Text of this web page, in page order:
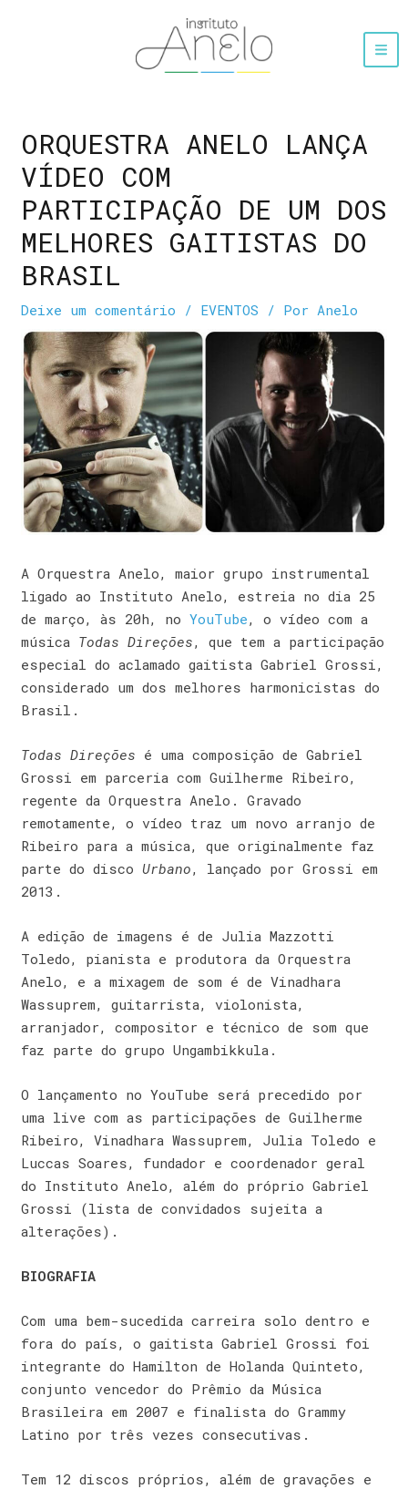
ORQUESTRA ANELO LANÇA
VÍDEO COM
PARTICIPAÇÃO DE UM DOS
MELHORES GAITISTAS DO
BRASIL
Deixe um comentário / EVENTOS / PorAnelo
A Orquestra Anelo, maior grupo instrumental
ligado ao Instituto Anelo, estreia no dia 25
de março, às 20h, noYouTube, o vídeo com a
música Todas Direções, que tem a participação
especial do aclamado gaitista Gabriel Grossi,
considerado um dos melhores harmonicistas do
Brasil.
Todas Direções é uma composição de Gabriel
Grossi em parceria com Guilherme Ribeiro,
regente da Orquestra Anelo. Gravado
remotamente, o vídeo traz um novo arranjo de
Ribeiro para a música, que originalmente faz
parte do discoUrbano, lançado por Grossi em
2013.
A edição de imagens é de Julia Mazzotti
Toledo, pianista e produtora da Orquestra
Anelo, e a mixagem de som é de Vinadhara
Wassuprem, guitarrista, violonista,
arranjador, compositor e técnico de som que
faz parte do grupo Ungambikkula.
O lançamento no YouTube será precedido por
uma live com as participações de Guilherme
Ribeiro, Vinadhara Wassuprem, Julia Toledo e
Luccas Soares, fundador e coordenador geral
do Instituto Anelo, além do próprio Gabriel
Grossi (lista de convidados sujeita a
alterações).
BIOGRAFIA
Com uma bem-sucedida carreira solo dentro e
fora do país, o gaitista Gabriel Grossi foi
integrante do Hamilton de Holanda Quinteto,
conjunto vencedor do Prêmio da Música
Brasileira em 2007 e finalista do Grammy
Latino por três vezes consecutivas.
Tem 12 discos próprios, além de gravações e